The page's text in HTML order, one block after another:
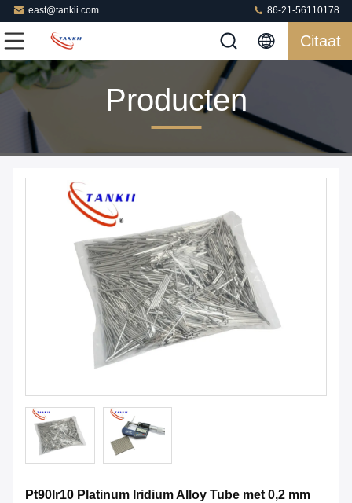
east@tankii.com 86-21-56110178
Citaat
Producten
Pt90Ir10 Platinum Iridium Alloy Tube met 0,2 mm